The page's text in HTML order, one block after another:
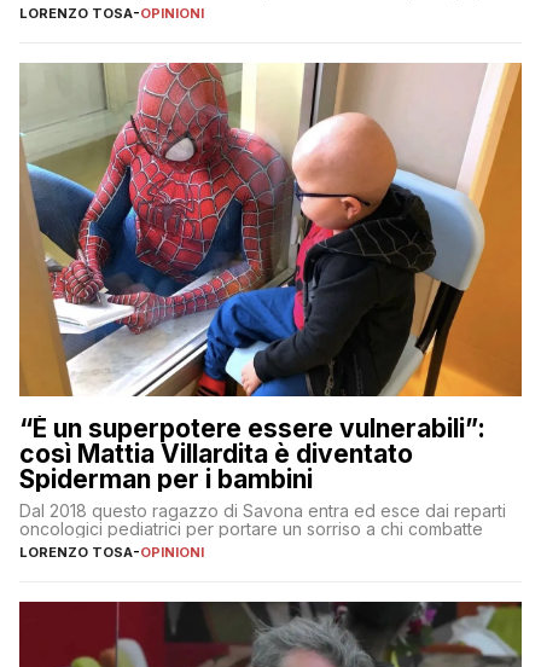
LORENZO TOSA-OPINIONI
“È un superpotere essere vulnerabili”:
così Mattia Villardita è diventato
Spiderman per i bambini
Dal 2018 questo ragazzo di Savona entra ed esce dai reparti
oncologici pediatrici per portare un sorriso a chi combatte
LORENZO TOSA-OPINIONI